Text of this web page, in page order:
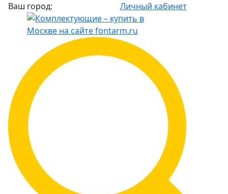
Ваш город: Личный кабинет